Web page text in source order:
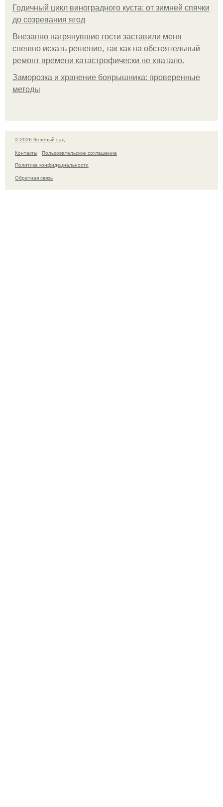
Годичный цикл виноградного куста: от зимней спячки
до созревания ягод
Внезапно нагрянувшие гости заставили меня
спешно искать решение, так как на обстоятельный
ремонт времени катастрофически не хватало.
Заморозка и хранение боярышника: проверенные
методы
© 2026 Зелёный сад
Контакты
Пользовательское соглашение
Политика конфидециальности
Обратная связь